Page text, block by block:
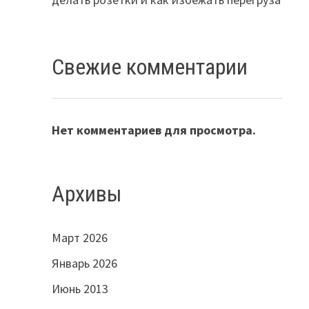
Свежие комментарии
Нет комментариев для просмотра.
Архивы
Март 2026
Январь 2026
Июнь 2013